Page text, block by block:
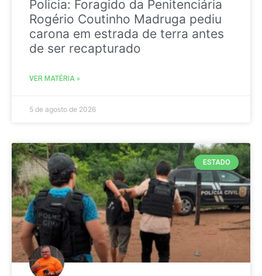
Policia: Foragido da Penitenciária
Rogério Coutinho Madruga pediu
carona em estrada de terra antes
de ser recapturado
VER MATÉRIA »
5 de agosto de 2026
ESTADO